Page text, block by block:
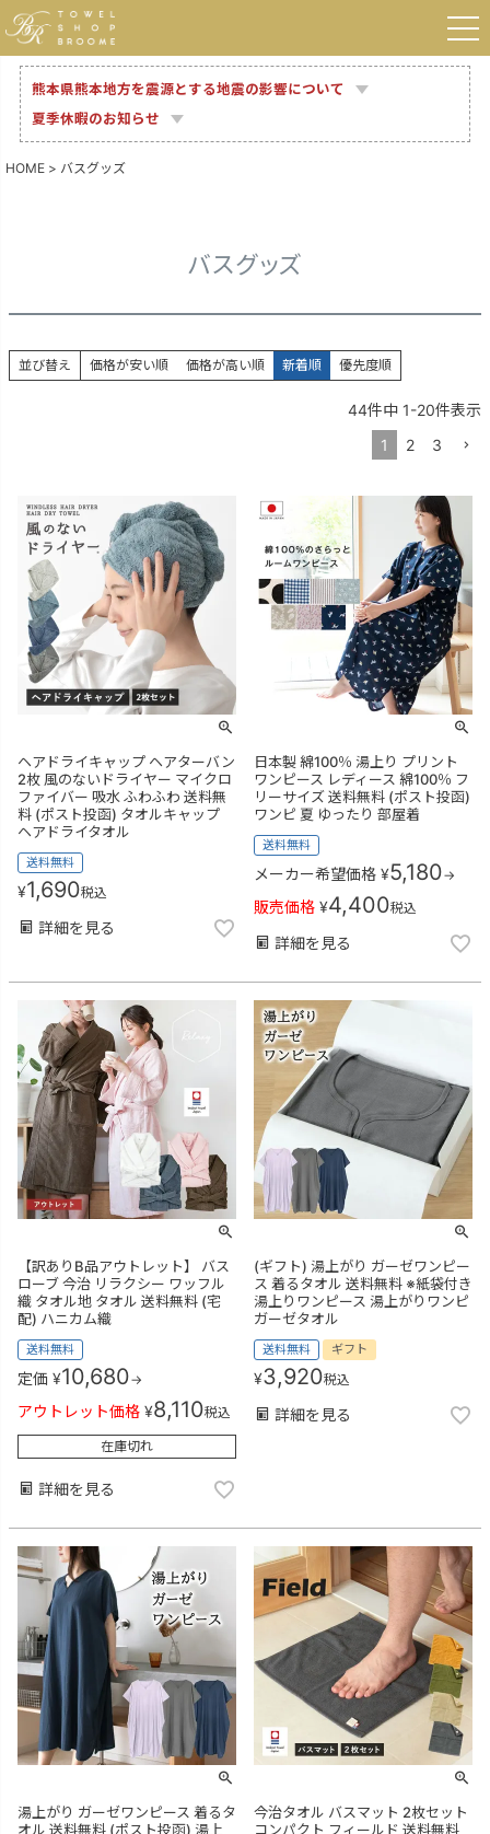
熊本県熊本地方を震源とする地震の影響について
夏季休暇のお知らせ
HOME バスグッズ
バスグッズ
並び替え 価格が安い順 価格が高い順 新着順 優先度順
44件中 1-20件表示
1
2 3
ヘアドライキャップ ヘアターバン
2枚 風のないドライヤー マイクロ
ファイバー 吸水 ふわふわ 送料無
料 (ポスト投函) タオルキャップ
ヘアドライタオル
送料無料
¥1,690税込
詳細を見る
日本製 綿100％ 湯上り プリント
ワンピース レディース 綿100％ フ
リーサイズ 送料無料 (ポスト投函)
ワンピ 夏 ゆったり 部屋着
送料無料
メーカー希望価格 ¥5,180→
販売価格 ¥4,400税込
詳細を見る
【訳ありB品アウトレット】 バス
ローブ 今治 リラクシー ワッフル
織 タオル地 タオル 送料無料 (宅
配) ハニカム織
送料無料
定価 ¥10,680→
アウトレット価格 ¥8,110税込
在庫切れ
詳細を見る
(ギフト) 湯上がり ガーゼワンピー
ス 着るタオル 送料無料 ※紙袋付き
湯上りワンピース 湯上がりワンピ
ガーゼタオル
送料無料 ギフト
¥3,920税込
詳細を見る
湯上がり ガーゼワンピース 着るタ
オル 送料無料 (ポスト投函) 湯上
今治タオル バスマット 2枚セット
コンパクト フィールド 送料無料